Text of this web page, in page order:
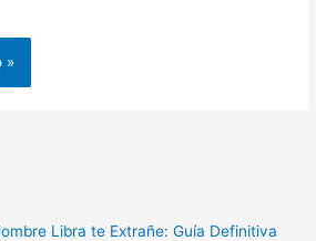
Libra te Extrañe: Guía Definitiva